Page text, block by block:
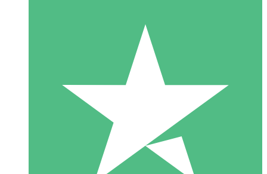
Packs de Crédits Individuels
Payez à l'utilisation avec des crédits de téléchargement. Sans
1 Téléchargement
10 00